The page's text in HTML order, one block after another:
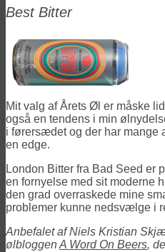
Best Bitter
Mit valg af Årets Øl er måske
også en tendens i min
i førersædet og der har mange
en edge.
London Bitter fra Bad Seed er
en fornyelse med sit moderne
den grad overraskede mine
problemer kunne nedsvælge i
Anbefalet af Niels Kristian
ølbloggenA Word On Beers,